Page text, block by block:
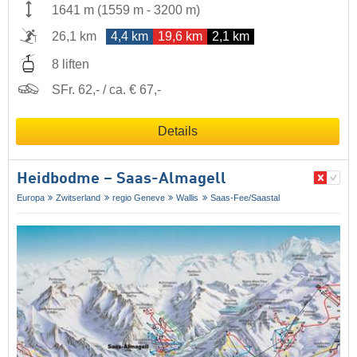
1641 m (1559 m - 3200 m)
26,1 km
4,4 km 19,6 km 2,1 km
8 liften
SFr. 62,- / ca. € 67,-
Details
Heidbodme – Saas-Almagell
Europa Zwitserland regio Geneve Wallis Saas-Fee/​Saastal